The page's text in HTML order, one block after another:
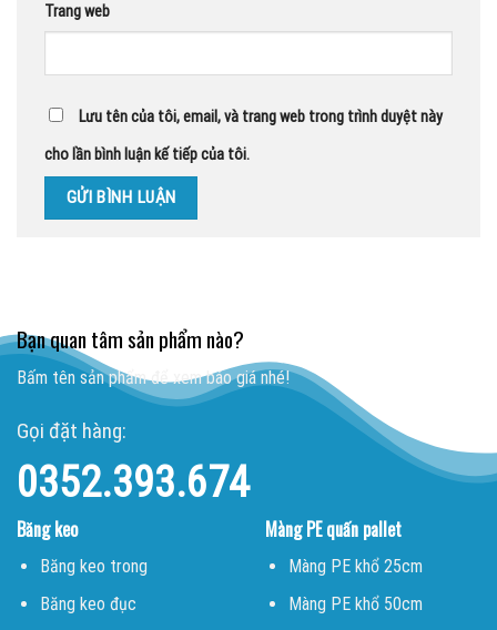
Trang web
Lưu tên của tôi, email, và trang web trong trình duyệt này
cho lần bình luận kế tiếp của tôi.
Bạn quan tâm sản phẩm nào?
Bấm tên sản phẩm để xem báo giá nhé!
Gọi đặt hàng:
0352.393.674
Băng keo
Băng keo trong
Băng keo đục
Màng PE quấn pallet
Màng PE khổ 25cm
Màng PE khổ 50cm